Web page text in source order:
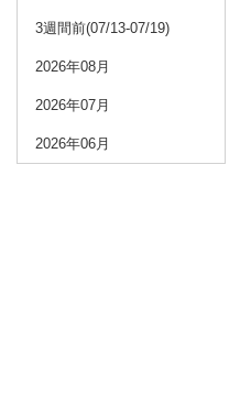
3週間前(07/13-07/19)
2026年08月
2026年07月
2026年06月